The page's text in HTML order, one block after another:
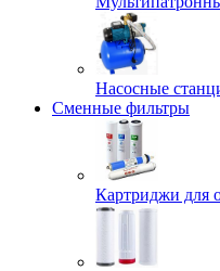
Насосные
Сменные фильтры
Картриджи для